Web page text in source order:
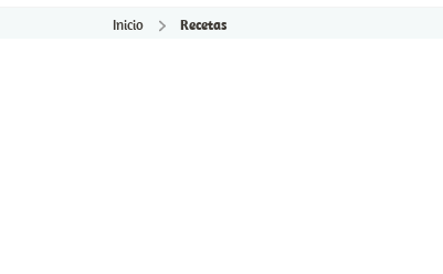
Inicio Recetas